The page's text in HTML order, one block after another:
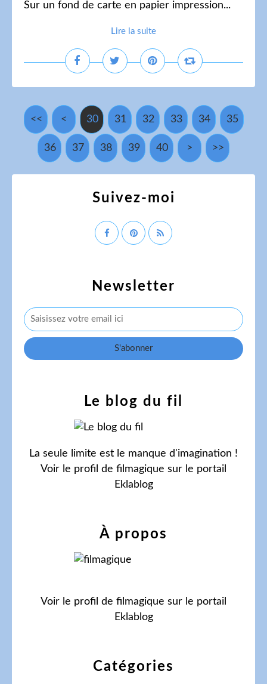
Sur un fond de carte en papier impression...
Lire la suite
<< < 10
20
30 31 32 33 34 35
36 37 38 39 40 > >>
Newsletter
Catégories
Le blog du fil
La seule limite est le manque d'imagination !
Voir le profil de filmagique sur le portail
Eklablog
Suivez-moi
À propos
Voir le profil de filmagique sur le portail
Eklablog